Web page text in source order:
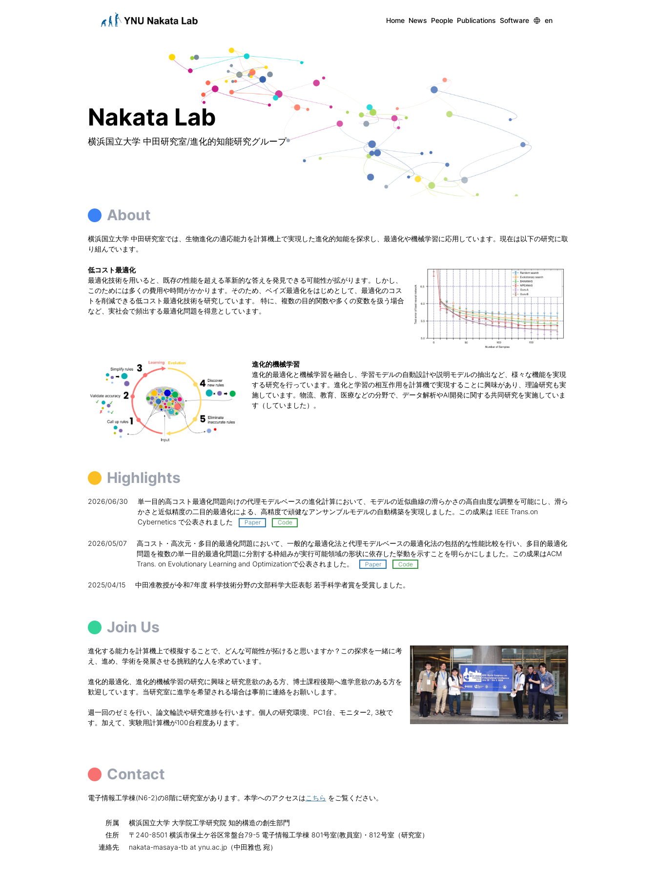
Home News People Publications Software en
Nakata Lab
横浜国立大学 中田研究室/進化的知能研究グループ
About
横浜国立大学 中田研究室では、生物進化の適応能力を計算機上で実現した進化的知能を探求し、最適化や機械学習に応用しています。現在は以下の研究に取
り組んでいます。
低コスト最適化
最適化技術を用いると、既存の性能を超える革新的な答えを発見できる可能性が拡がります。しかし、
このためには多くの費用や時間がかかります。そのため、ベイズ最適化をはじめとして、最適化のコス
トを削減できる低コスト最適化技術を研究しています。 特に、複数の目的関数や多くの変数を扱う場合
など、実社会で頻出する最適化問題を得意としています。
進化的機械学習
進化的最適化と機械学習を融合し、学習モデルの自動設計や説明モデルの抽出など、様々な機能を実現
する研究を行っています。進化と学習の相互作用を計算機で実現することに興味があり、理論研究も実
施しています。物流、教育、医療などの分野で、データ解析やAI開発に関する共同研究を実施していま
す（していました）。
Highlights
2026/06/30
単一目的高コスト最適化問題向けの代理モデルベースの進化計算において、モデルの近似曲線の滑らかさの高自由度な調整を可能にし、滑ら
かさと近似精度の二目的最適化による、高精度で頑健なアンサンブルモデルの自動構築を実現しました。この成果は IEEE Trans.on
Cybernetics で公表されました
Paper Code
2026/05/07
高コスト・高次元・多目的最適化問題において、一般的な最適化法と代理モデルベースの最適化法の包括的な性能比較を行い、多目的最適化
問題を複数の単一目的最適化問題に分割する枠組みが実行可能領域の形状に依存した挙動を示すことを明らかにしました。この成果はACM
Trans. on Evolutionary Learning and Optimizationで公表されました。
Paper Code
2025/04/15 中田准教授が令和7年度 科学技術分野の文部科学大臣表彰 若手科学者賞を受賞しました。
Join Us
進化する能力を計算機上で模擬することで、どんな可能性が拓けると思いますか？この探求を一緒に考
え、進め、学術を発展させる挑戦的な人を求めています。
進化的最適化、進化的機械学習の研究に興味と研究意欲のある方、博士課程後期へ進学意欲のある方を
歓迎しています。当研究室に進学を希望される場合は事前に連絡をお願いします。
週一回のゼミを行い、論文輪読や研究進捗を行います。個人の研究環境、PC1台、モニター2, 3枚で
す。加えて、実験用計算機が100台程度あります。
Contact
電子情報工学棟(N6-2)の8階に研究室があります。本学へのアクセスはこちら をご覧ください。
所属
横浜国立大学 大学院工学研究院 知的構造の創生部門
住所
〒240-8501 横浜市保土ケ谷区常盤台79-5 電子情報工学棟 801号室(教員室)・812号室（研究室）
連絡先
nakata-masaya-tb at ynu.ac.jp（中田雅也 宛）